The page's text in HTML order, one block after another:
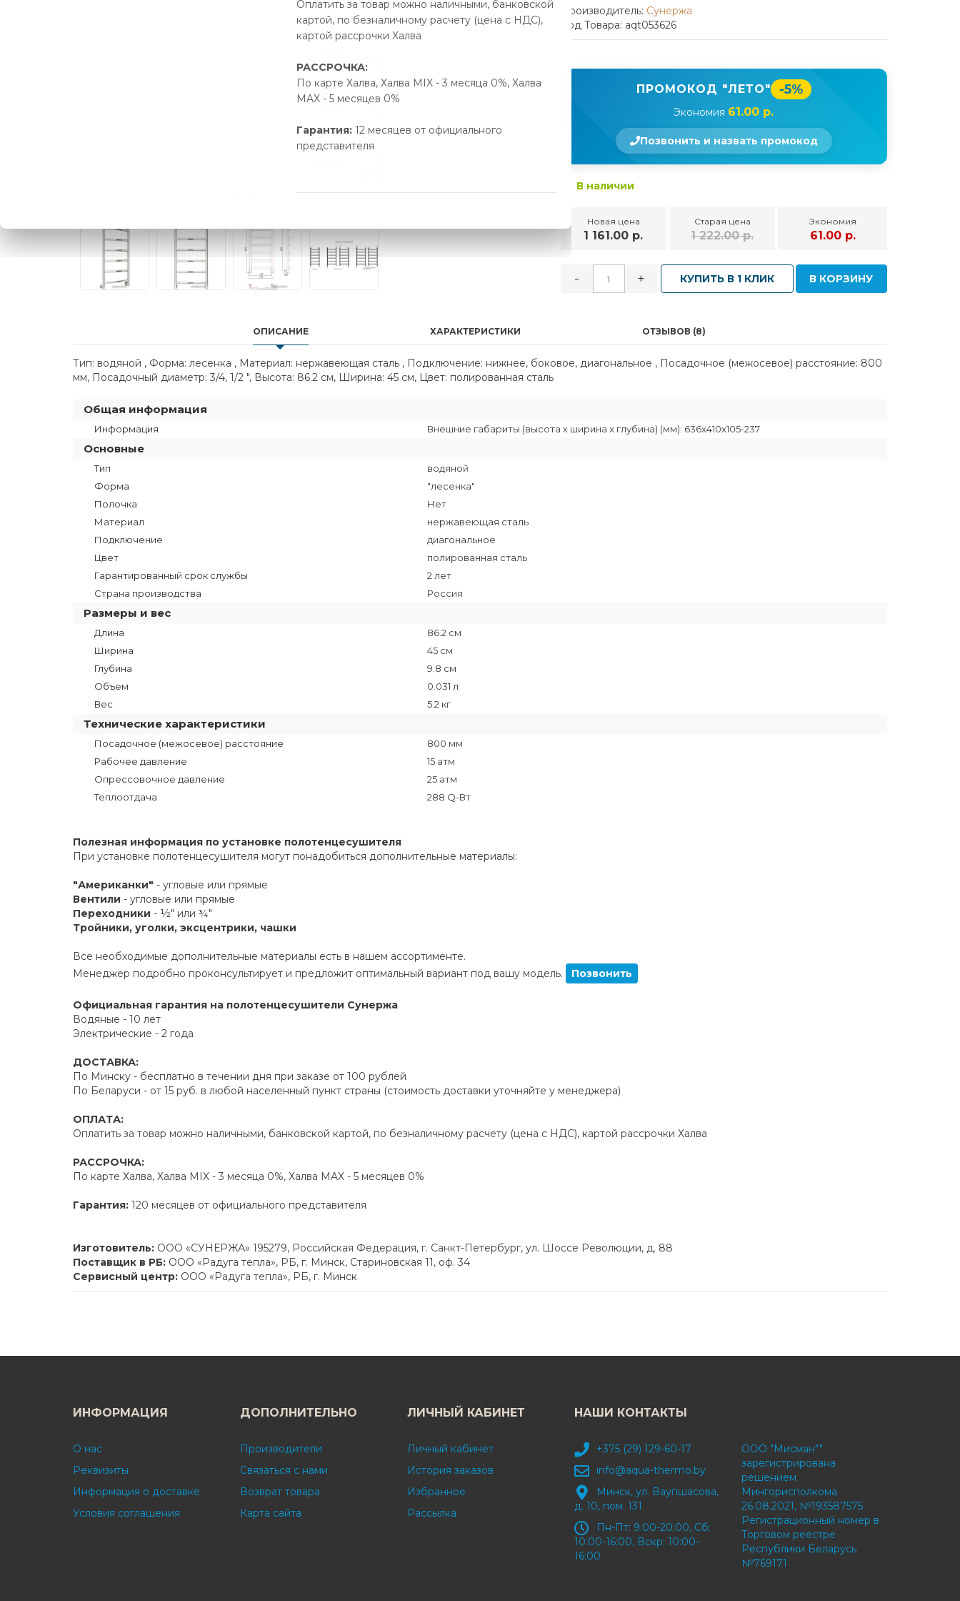
Оплатить за товар можно наличными, банковской
картой, по безналичному расчету (цена с НДС),
картой рассрочки Халва
РАССРОЧКА:
По карте Халва, Халва MIX - 3 месяца 0%, Халва
MAX - 5 месяцев 0%
Гарантия: 12 месяцев от официального
представителя
Производитель: Сунержа
Код Товара: aqt053626
ПРОМОКОД "ЛЕТО" -5%
Экономия 61.00 р.
Позвонить и назвать промокод
В наличии
Новая цена
1 161.00 р.
Старая цена
1 222.00 р.
Экономия
61.00 р.
- + КУПИТЬ В 1 КЛИК В КОРЗИНУ
ОПИСАНИЕ ХАРАКТЕРИСТИКИ ОТЗЫВОВ (8)
Тип: водяной , Форма: лесенка , Материал: нержавеющая сталь , Подключение: нижнее, боковое, диагональное , Посадочное (межосевое) расстояние: 800
мм, Посадочный диаметр: 3/4, 1/2 ", Высота: 86.2 см, Ширина: 45 см, Цвет: полированная сталь
Общая информация
Информация Внешние габариты (высота х ширина х глубина) (мм): 636x410x105-237
Основные
Тип
водяной
Форма
"лесенка"
Полочка
Нет
Материал
нержавеющая сталь
Подключение
диагональное
Цвет
полированная сталь
Гарантированный срок службы
2 лет
Страна производства
Россия
Размеры и вес
Длина
86.2 см
Ширина
45 см
Глубина
9.8 см
Объем
0.031 л
Вес
5.2 кг
Технические характеристики
Посадочное (межосевое) расстояние
800 мм
Рабочее давление
15 атм
Опрессовочное давление
25 атм
Теплоотдача
288 Q-Вт
Полезная информация по установке полотенцесушителя
При установке полотенцесушителя могут понадобиться дополнительные материалы:
"Американки" - угловые или прямые
Вентили - угловые или прямые
Переходники - ½" или ¾"
Тройники, уголки, эксцентрики, чашки
Все необходимые дополнительные материалы есть в нашем ассортименте.
Менеджер подробно проконсультирует и предложит оптимальный вариант под вашу модель.
Позвонить
Официальная гарантия на полотенцесушители Сунержа
Водяные - 10 лет
Электрические - 2 года
ДОСТАВКА:
По Минску - бесплатно в течении дня при заказе от 100 рублей
По Беларуси - от 15 руб. в любой населенный пункт страны (стоимость доставки уточняйте у менеджера)
ОПЛАТА:
Оплатить за товар можно наличными, банковской картой, по безналичному расчету (цена с НДС), картой рассрочки Халва
РАССРОЧКА:
По карте Халва, Халва MIX - 3 месяца 0%, Халва MAX - 5 месяцев 0%
Гарантия: 120 месяцев от официального представителя
Изготовитель: ООО «СУНЕРЖА» 195279, Российская Федерация, г. Санкт-Петербург, ул. Шоссе Революции, д. 88
Поставщик в РБ: ООО «Радуга тепла», РБ, г. Минск, Стариновская 11, оф. 34
Сервисный центр: ООО «Радуга тепла», РБ, г. Минск
ИНФОРМАЦИЯ
О нас
Реквизиты
Информация о доставке
Условия соглашения
ДОПОЛНИТЕЛЬНО
Производители
Связаться с нами
Возврат товара
Карта сайта
ЛИЧНЫЙ КАБИНЕТ
Личный кабинет
История заказов
Избранное
Рассылка
НАШИ КОНТАКТЫ
+375 (29) 129-60-17
info@aqua-thermo.by
Минск, ул. Ваупшасова,
д. 10, пом. 131
Пн-Пт: 9:00-20:00, Сб:
10:00-16:00, Вскр: 10:00-
16:00
ООО "Мисман""
зарегистрирована
решением
Мингорисполкома
26.08.2021, №193587575
Регистрационный номер в
Торговом реестре
Республики Беларусь
№769171